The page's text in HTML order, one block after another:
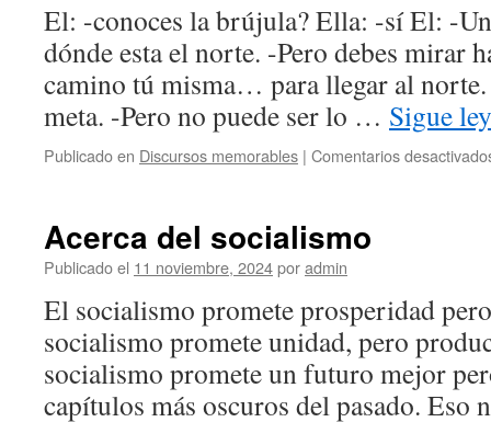
El: -conoces la brújula? Ella: -sí El: -
dónde esta el norte. -Pero debes mirar
camino tú misma… para llegar al norte.
meta. -Pero no puede ser lo … Sigue
Publicado en Discursos memorables | Comentarios
Acerca del socialismo
Publicado el 11 noviembre, 2024poradmin
El socialismo promete prosperidad
socialismo promete unidad, pero
socialismo promete un futuro mejor
capítulos más oscuros del pasado. Eso